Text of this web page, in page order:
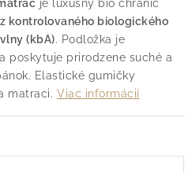
je luxusný bio chránič
kontrolovaného biologického
(kbA). Podložka je
poskytuje prirodzene suché a
Elastické gumičky
matraci. Viac informácií